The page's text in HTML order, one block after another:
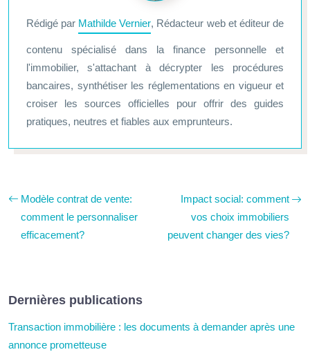
Rédigé par Mathilde Vernier, Rédacteur web et éditeur de
contenu spécialisé dans la finance personnelle et
l'immobilier, s'attachant à décrypter les procédures
bancaires, synthétiser les réglementations en vigueur et
croiser les sources officielles pour offrir des guides
pratiques, neutres et fiables aux emprunteurs.
Modèle contrat de vente:
comment le personnaliser
efficacement?
Impact social: comment
vos choix immobiliers
peuvent changer des vies?
Dernières publications
Transaction immobilière : les documents à demander après une
annonce prometteuse